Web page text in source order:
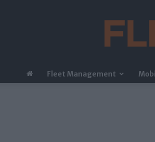
Fleet Management